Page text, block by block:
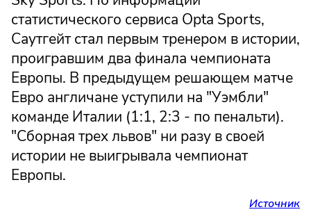
статистического сервиса Opta Sports,
Саутгейт стал первым тренером в истории,
проигравшим два финала чемпионата
Европы. В предыдущем решающем матче
Евро англичане уступили на "Уэмбли"
команде Италии (1:1, 2:3 - по пенальти).
"Сборная трех львов" ни разу в своей
истории не выигрывала чемпионат
Европы.
Источник